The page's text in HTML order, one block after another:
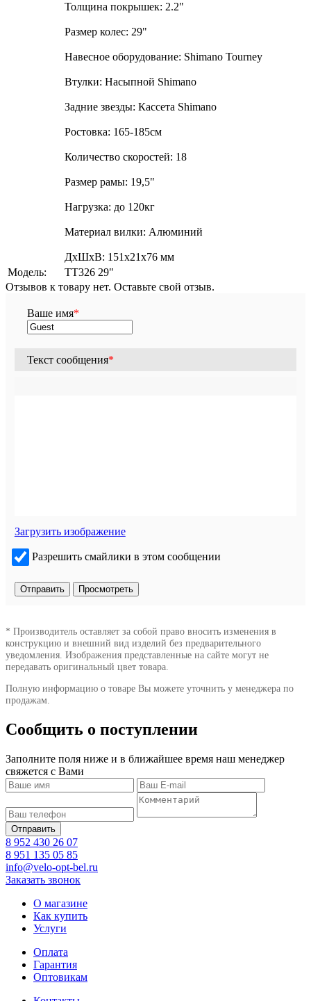
Толщина покрышек: 2.2"
Размер колес: 29"
Навесное оборудование: Shimano Tourney
Втулки: Насыпной Shimano
Задние звезды: Кассета Shimano
Ростовка: 165-185см
Количество скоростей: 18
Размер рамы: 19,5"
Нагрузка: до 120кг
Материал вилки: Алюминий
ДxШxВ: 151x21x76 мм
Модель:
TT326 29"
Отзывов к товару нет. Оставьте свой отзыв.
Ваше имя*
Текст сообщения*
Загрузить изображение
Разрешить смайлики в этом сообщении
* Производитель оставляет за собой право вносить изменения в
конструкцию и внешний вид изделий без предварительного
уведомления. Изображения представленные на сайте могут не
передавать оригинальный цвет товара.
Полную информацию о товаре Вы можете уточнить у менеджера по
продажам.
Сообщить о поступлении
Заполните поля ниже и в ближайшее время наш менеджер
свяжется с Вами
8 952 430 26 07
8 951 135 05 85
info@velo-opt-bel.ru
Заказать звонок
О магазине
Как купить
Услуги
Оплата
Гарантия
Оптовикам